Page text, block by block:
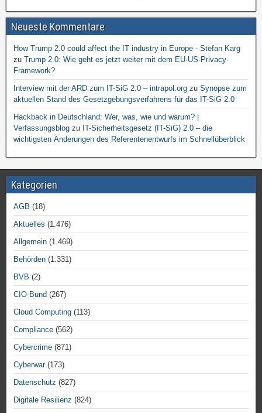
Neueste Kommentare
How Trump 2.0 could affect the IT industry in Europe - Stefan Karg
zu Trump 2.0: Wie geht es jetzt weiter mit dem EU-US-Privacy-
Framework?
Interview mit der ARD zum IT-SiG 2.0 – intrapol.org zu Synopse zum
aktuellen Stand des Gesetzgebungsverfahrens für das IT-SiG 2.0
Hackback in Deutschland: Wer, was, wie und warum? |
Verfassungsblog zu IT-Sicherheitsgesetz (IT-SiG) 2.0 – die
wichtigsten Änderungen des Referentenentwurfs im Schnellüberblick
Kategorien
AGB (18)
Aktuelles (1.476)
Allgemein (1.469)
Behörden (1.331)
BVB (2)
CIO-Bund (267)
Cloud Computing (113)
Compliance (562)
Cybercrime (871)
Cyberwar(173)
Datenschutz (827)
Digitale Resilienz (824)